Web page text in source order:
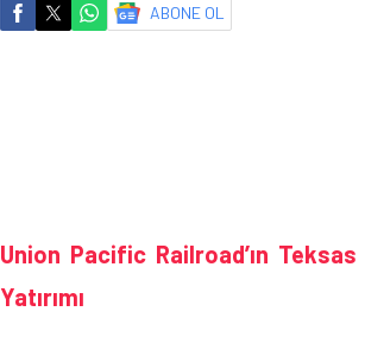
ABONE OL
Union Pacific Railroad’ın Teksas
Yatırımı